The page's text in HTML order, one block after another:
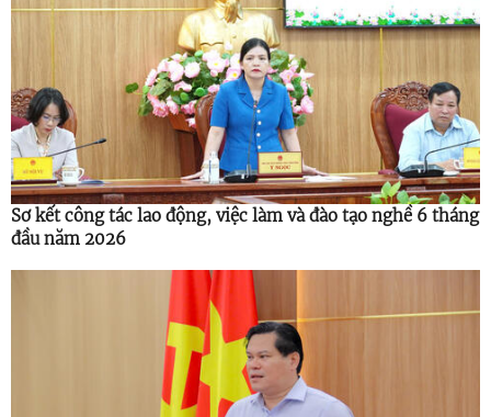
Sơ kết công tác lao động, việc làm và đào tạo nghề 6 tháng
đầu năm 2026